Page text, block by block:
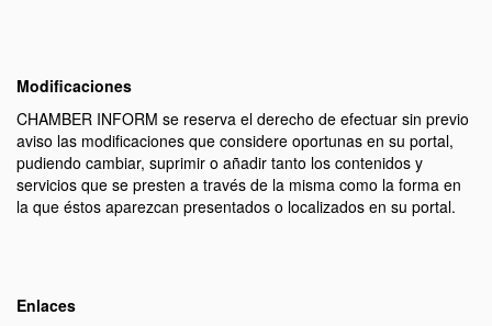
Modificaciones
CHAMBER INFORM se reserva el derecho de efectuar sin previo
aviso las modificaciones que considere oportunas en su portal,
pudiendo cambiar, suprimir o añadir tanto los contenidos y
servicios que se presten a través de la misma como la forma en
la que éstos aparezcan presentados o localizados en su portal.
Enlaces